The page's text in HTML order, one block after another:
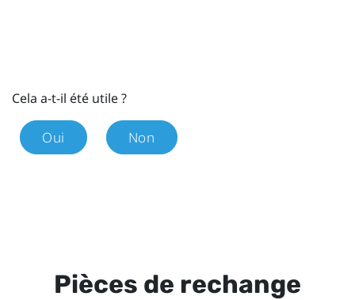
Cela a-t-il été utile ?
Oui Non
Pièces de rechange